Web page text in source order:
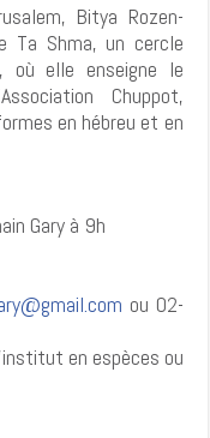
Bitya Rozen-
Ta Shma, un cercle
où elle enseigne le
Chuppot,
en hébreu et en
Gary à 9h
ou 02-
en espèces ou